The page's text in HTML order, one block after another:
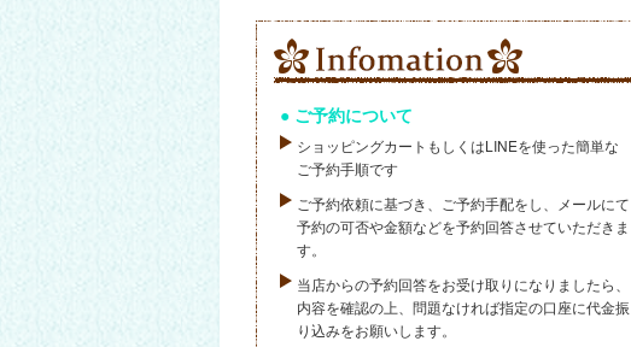
ご予約について
ショッピングカートもしくはLINEを使った簡単な
ご予約手順です
ご予約依頼に基づき、ご予約手配をし、メールにて
予約の可否や金額などを予約回答させていただきま
す。
当店からの予約回答をお受け取りになりましたら、
内容を確認の上、問題なければ指定の口座に代金振
り込みをお願いします。